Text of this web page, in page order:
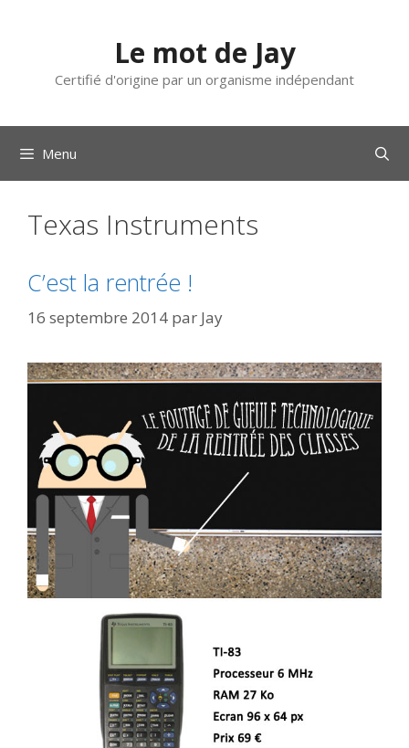
Le mot de Jay
Certifié d'origine par un organisme indépendant
Menu
Texas Instruments
C’est la rentrée !
16 septembre 2014 par Jay